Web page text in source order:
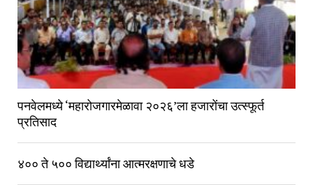
पनवेलमध्ये ‘महारोजगारमेळावा २०२६’ला हजारोंचा उत्स्फूर्त
प्रतिसाद
४०० ते ५०० विद्यार्थ्यांना आत्मरक्षणाचे धडे